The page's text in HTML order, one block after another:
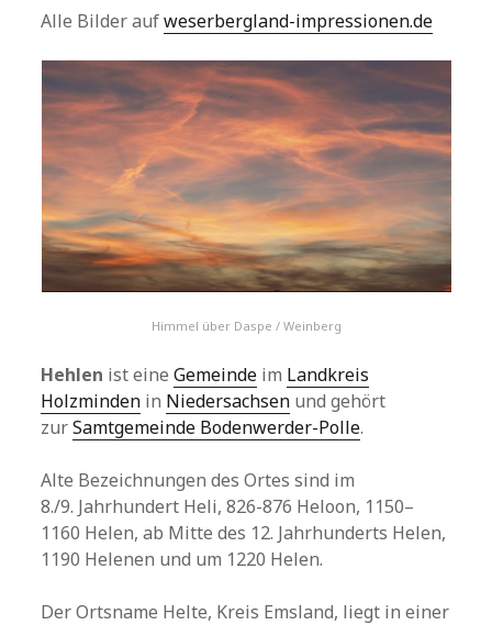
Alle Bilder aufweserbergland-impressionen.de
Himmel über Daspe / Weinberg
Hehlen ist eineGemeinde im Landkreis
Holzminden in Niedersachsen und gehört
zurSamtgemeinde Bodenwerder-Polle.
Alte Bezeichnungen des Ortes sind im
8./9. Jahrhundert Heli, 826-876 Heloon, 1150–
1160 Helen, ab Mitte des 12. Jahrhunderts Helen,
1190 Helenen und um 1220 Helen.
Der Ortsname Helte, Kreis Emsland, liegt in einer